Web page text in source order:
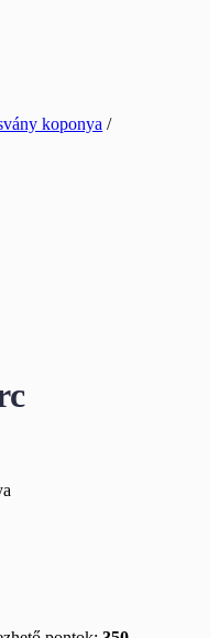
koponya /